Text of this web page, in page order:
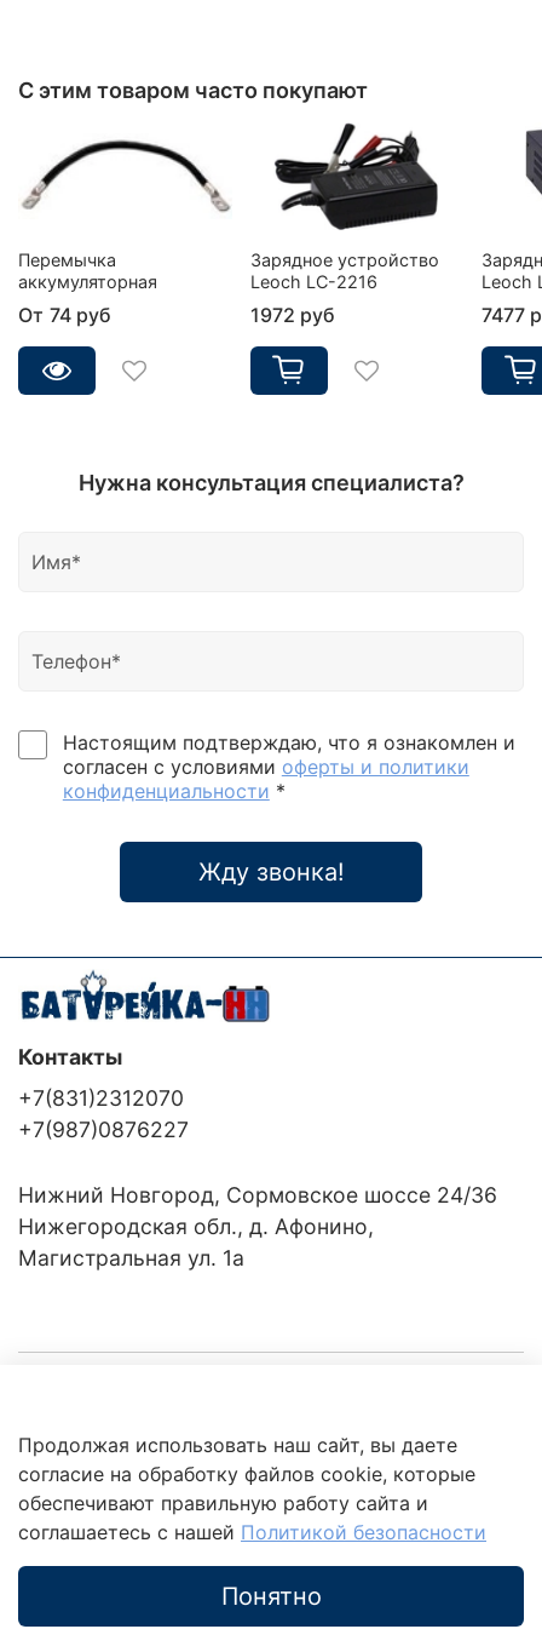
С этим товаром часто покупают
Перемычка
аккумуляторная
От 74 руб
Зарядное устройство
Leoch LC-2216
1972 руб
Leoch
7477
Нужна консультация специалиста?
Настоящим подтверждаю, что я ознакомлен и
согласен с условиями оферты и политики
конфиденциальности *
Жду звонка!
Клиентам
Это интересно
Контакты
+7(831)2312070
+7(987)0876227
Нижний Новгород, Сормовское шоссе 24/36
Нижегородская обл., д. Афонино,
Магистральная ул. 1а
Продолжая использовать наш сайт, вы даете
согласие на обработку файлов cookie, которые
обеспечивают правильную работу сайта и
соглашаетесь с нашей Политикой безопасности
Понятно
обработки